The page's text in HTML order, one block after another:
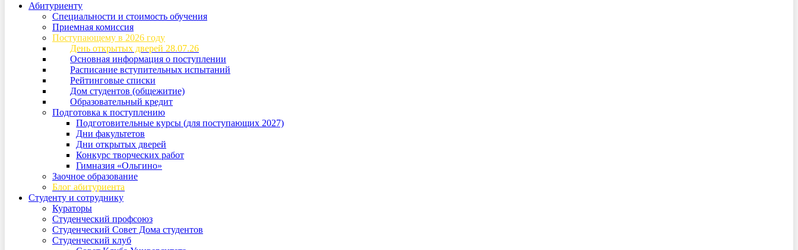
Абитуриенту
Специальности и стоимость обучения
Приемная комиссия
Поступающему в 2026 году
День открытых дверей 28.07.26
Основная информация о поступлении
Расписание вступительных испытаний
Рейтинговые списки
Дом студентов (общежитие)
Образовательный кредит
Подготовка к поступлению
Подготовительные курсы (для поступающих 2027)
Дни факультетов
Дни открытых дверей
Конкурс творческих работ
Гимназия «Ольгино»
Заочное образование
Блог абитуриента
Студенту и сотруднику
Кураторы
Студенческий профсоюз
Студенческий Совет Дома студентов
Студенческий клуб